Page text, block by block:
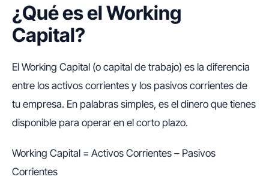
¿Qué es el Working
Capital?
El Working Capital (o capital de trabajo) es la diferencia
entre los activos corrientes y los pasivos corrientes de
tu empresa. En palabras simples, es el dinero que tienes
disponible para operar en el corto plazo.
Working Capital = Activos Corrientes – Pasivos
Corrientes